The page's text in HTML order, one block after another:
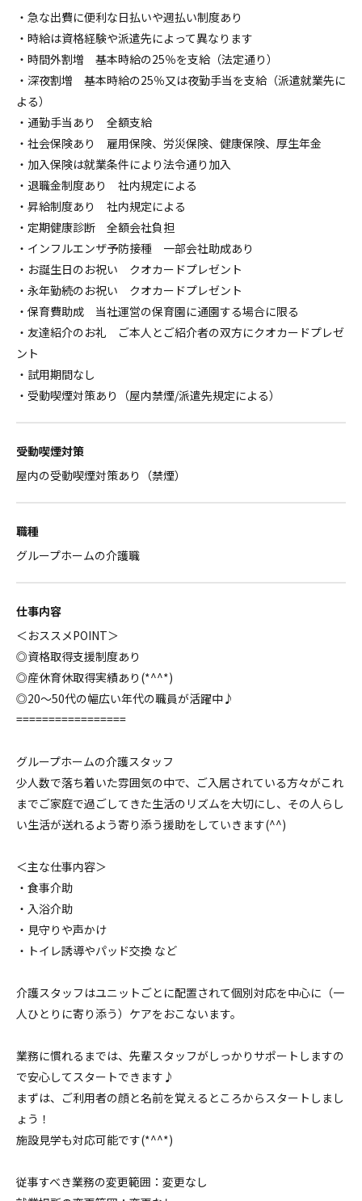
・急な出費に便利な日払いや週払い制度あり
・時給は資格経験や派遣先によって異なります
・時間外割増 基本時給の25％を支給（法定通り）
・深夜割増 基本時給の25％又は夜勤手当を支給（派遣就業先に
よる）
・通勤手当あり 全額支給
・社会保険あり 雇用保険、労災保険、健康保険、厚生年金
・加入保険は就業条件により法令通り加入
・退職金制度あり 社内規定による
・昇給制度あり 社内規定による
・定期健康診断 全額会社負担
・インフルエンザ予防接種 一部会社助成あり
・お誕生日のお祝い クオカードプレゼント
・永年勤続のお祝い クオカードプレゼント
・保育費助成 当社運営の保育園に通園する場合に限る
・友達紹介のお礼 ご本人とご紹介者の双方にクオカードプレゼ
ント
・試用期間なし
・受動喫煙対策あり（屋内禁煙/派遣先規定による）
受動喫煙対策
屋内の受動喫煙対策あり（禁煙）
職種
グループホームの介護職
仕事内容
＜おススメPOINT＞
◎資格取得支援制度あり
◎産休育休取得実績あり(*^^*)
◎20～50代の幅広い年代の職員が活躍中♪
=================
グループホームの介護スタッフ
少人数で落ち着いた雰囲気の中で、ご入居されている方々がこれ
までご家庭で過ごしてきた生活のリズムを大切にし、その人らし
い生活が送れるよう寄り添う援助をしていきます(^^)
＜主な仕事内容＞
・食事介助
・入浴介助
・見守りや声かけ
・トイレ誘導やパッド交換 など
介護スタッフはユニットごとに配置されて個別対応を中心に（一
人ひとりに寄り添う）ケアをおこないます。
業務に慣れるまでは、先輩スタッフがしっかりサポートしますの
で安心してスタートできます♪
まずは、ご利用者の顔と名前を覚えるところからスタートしまし
ょう！
施設見学も対応可能です(*^^*)
従事すべき業務の変更範囲：変更なし